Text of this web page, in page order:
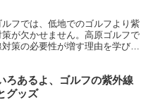
フでは、低地でのゴルフより紫
が欠かせません。高原ゴルフで
策の必要性が増す理由を学びま
ろあるよ、ゴルフの紫外線
グッズ